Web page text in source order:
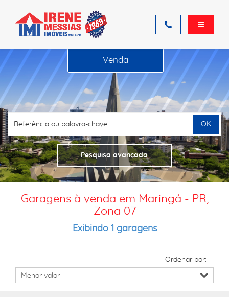
Venda
Pesquisa avançada
OK
Garagens à venda em Maringá - PR,
Zona 07
Exibindo 1 garagens
Ordenar por: